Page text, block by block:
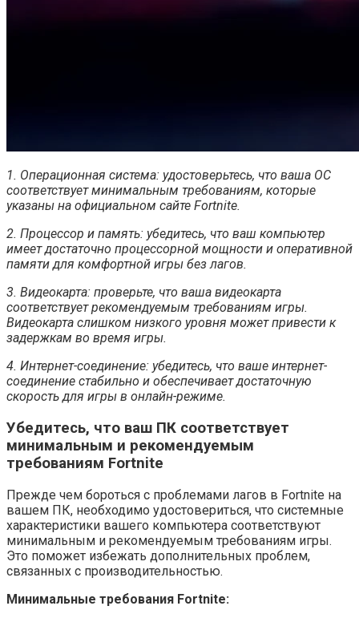
1. Операционная система: удостоверьтесь, что ваша ОС
соответствует минимальным требованиям, которые
указаны на официальном сайте Fortnite.
2. Процессор и память: убедитесь, что ваш компьютер
имеет достаточно процессорной мощности и оперативной
памяти для комфортной игры без лагов.
3. Видеокарта: проверьте, что ваша видеокарта
соответствует рекомендуемым требованиям игры.
Видеокарта слишком низкого уровня может привести к
задержкам во время игры.
4. Интернет-соединение: убедитесь, что ваше интернет-
соединение стабильно и обеспечивает достаточную
скорость для игры в онлайн-режиме.
Убедитесь, что ваш ПК соответствует
минимальным и рекомендуемым
требованиям Fortnite
Прежде чем бороться с проблемами лагов в Fortnite на
вашем ПК, необходимо удостовериться, что системные
характеристики вашего компьютера соответствуют
минимальным и рекомендуемым требованиям игры.
Это поможет избежать дополнительных проблем,
связанных с производительностью.
Минимальные требования Fortnite: